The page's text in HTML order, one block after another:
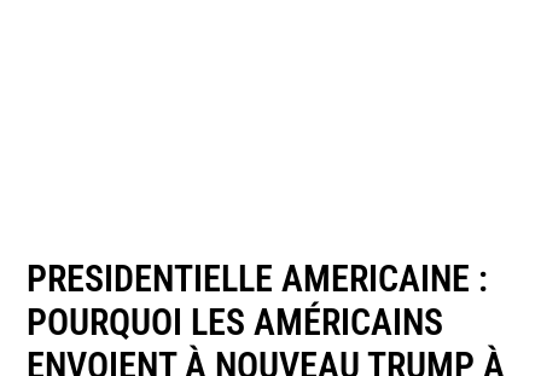
PRESIDENTIELLE AMERICAINE :
POURQUOI LES AMÉRICAINS
ENVOIENT À NOUVEAU TRUMP À